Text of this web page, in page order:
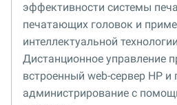
эффективности системы
печатающих головок и
интеллектуальной
Дистанционное управление
встроенный web-сервер HP и
администрирование с